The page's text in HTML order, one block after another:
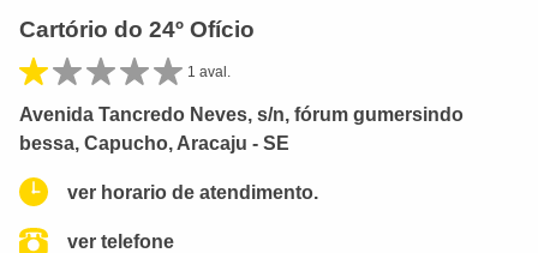
Cartório do 24º Ofício
1 aval.
Avenida Tancredo Neves, s/n, fórum gumersindo
bessa, Capucho, Aracaju - SE
ver horario de atendimento.
ver telefone